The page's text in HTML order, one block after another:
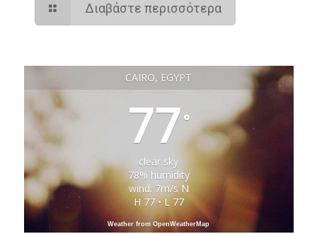
Διαβάστε περισσότερα
CAIRO, EGYPT
77°
clear sky
78% humidity
wind: 7m/s N
H 77 • L 77
Weather from OpenWeatherMap